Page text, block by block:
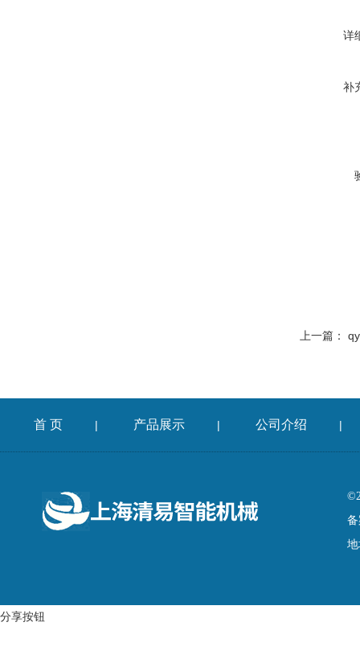
详
补
上一篇：
首 页 | 产品展示 | 公司介绍 |
备
分享按钮